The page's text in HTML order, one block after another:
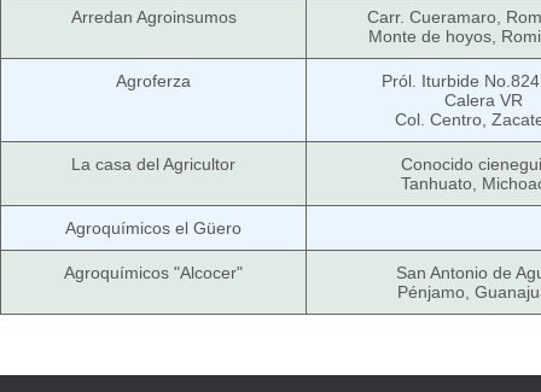
Arredan Agroinsumos
Carr. Cueramaro,
Monte de hoyos,
Agroferza
Pról. Iturbide
Calera VR
Col. Centro,
La casa del Agricultor
Conocido
Tanhuato,
Agroquímicos el Güero
Agroquímicos "Alcocer"
San Antonio de
Pénjamo,